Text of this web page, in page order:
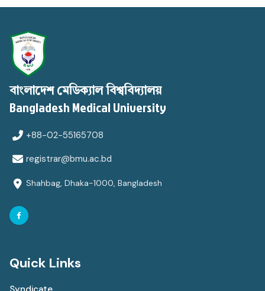
বাংলাদেশ মেডিক্যাল বিশ্ববিদ্যালয়
Bangladesh Medical University
+88-02-55165708
registrar@bmu.ac.bd
Shahbag, Dhaka-1000, Bangladesh
Quick Links